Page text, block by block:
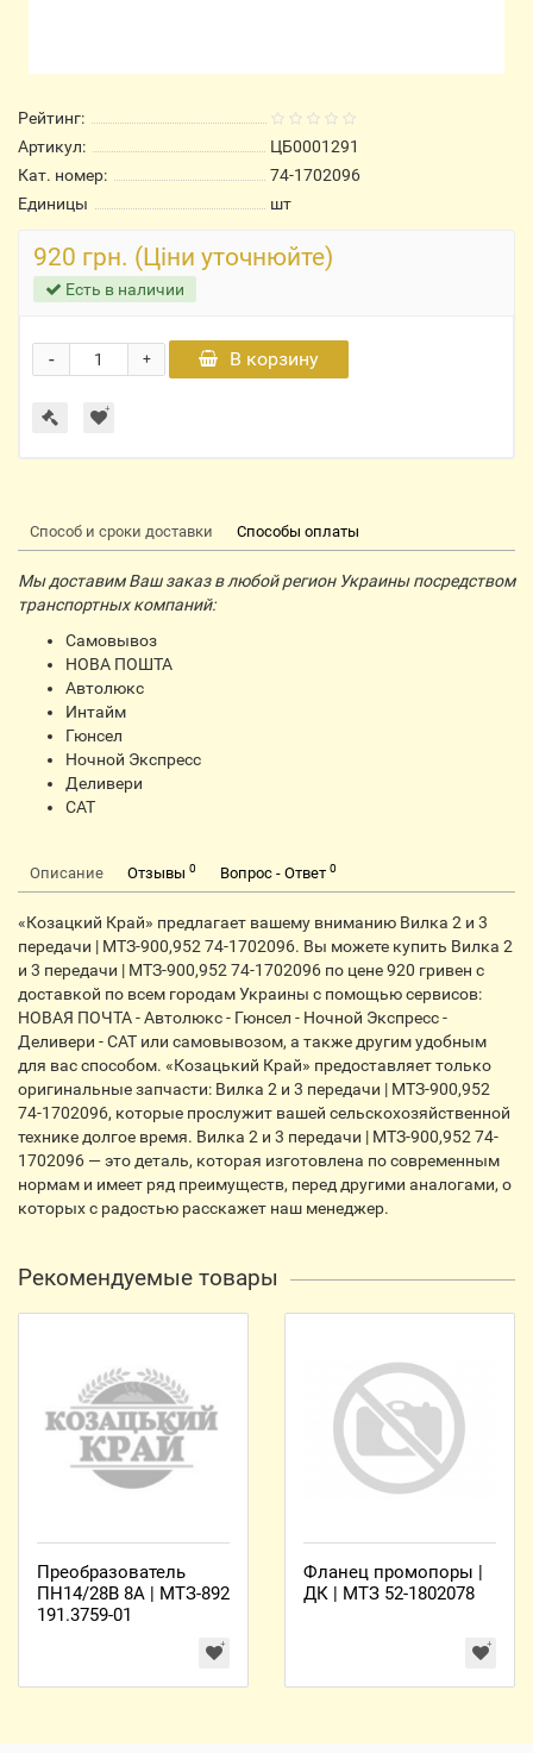
Рейтинг:
Артикул:
ЦБ0001291
Кат. номер:
74-1702096
Единицы
шт
920 грн. (Ціни уточнюйте)
Есть в наличии
+
- В корзину
Способ и сроки доставки Способы оплаты
Мы доставим Ваш заказ в любой регион Украины посредством
транспортных компаний:
Самовывоз
НОВА ПОШТА
Автолюкс
Интайм
Гюнсел
Ночной Экспресс
Деливери
CАТ
Описание Отзывы 0 Вопрос - Ответ 0
«Козацкий Край» предлагает вашему вниманию Вилка 2 и 3
передачи | МТЗ-900,952 74-1702096. Вы можете купить Вилка 2
и 3 передачи | МТЗ-900,952 74-1702096 по цене 920 гривен с
доставкой по всем городам Украины с помощью сервисов:
НОВАЯ ПОЧТА - Автолюкс - Гюнсел - Ночной Экспресс -
Деливери - CАТ или самовывозом, а также другим удобным
для вас способом. «Козацький Край» предоставляет только
оригинальные запчасти: Вилка 2 и 3 передачи | МТЗ-900,952
74-1702096, которые прослужит вашей сельскохозяйственной
технике долгое время. Вилка 2 и 3 передачи | МТЗ-900,952 74-
1702096 — это деталь, которая изготовлена по современным
нормам и имеет ряд преимуществ, перед другими аналогами, о
которых с радостью расскажет наш менеджер.
Рекомендуемые товары
Преобразователь
ПН14/28В 8А | МТЗ-892
191.3759-01
Фланец промопоры |
ДК | МТЗ 52-1802078